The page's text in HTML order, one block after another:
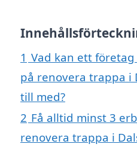
1 Vad kan ett
på renovera trappa i
till med?
2 Få alltid minst 3
renovera trappa i